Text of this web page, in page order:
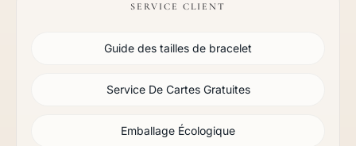
SERVICE CLIENT
Guide des tailles de bracelet
Service De Cartes Gratuites
Emballage Écologique